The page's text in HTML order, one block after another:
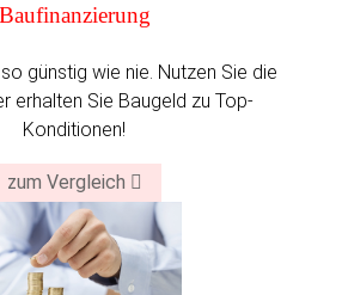
Bau­finanzierung
günstig wie nie. Nutzen Sie die
erhalten Sie Baugeld zu Top-
Konditionen!
zum Vergleich